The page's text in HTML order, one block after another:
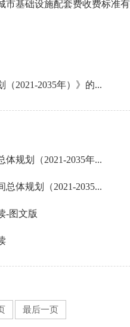
市基础设施配套费收费标准
2021-2035年）》的...
规划（2021-2035年...
体规划（2021-2035...
-图文版
最后一页